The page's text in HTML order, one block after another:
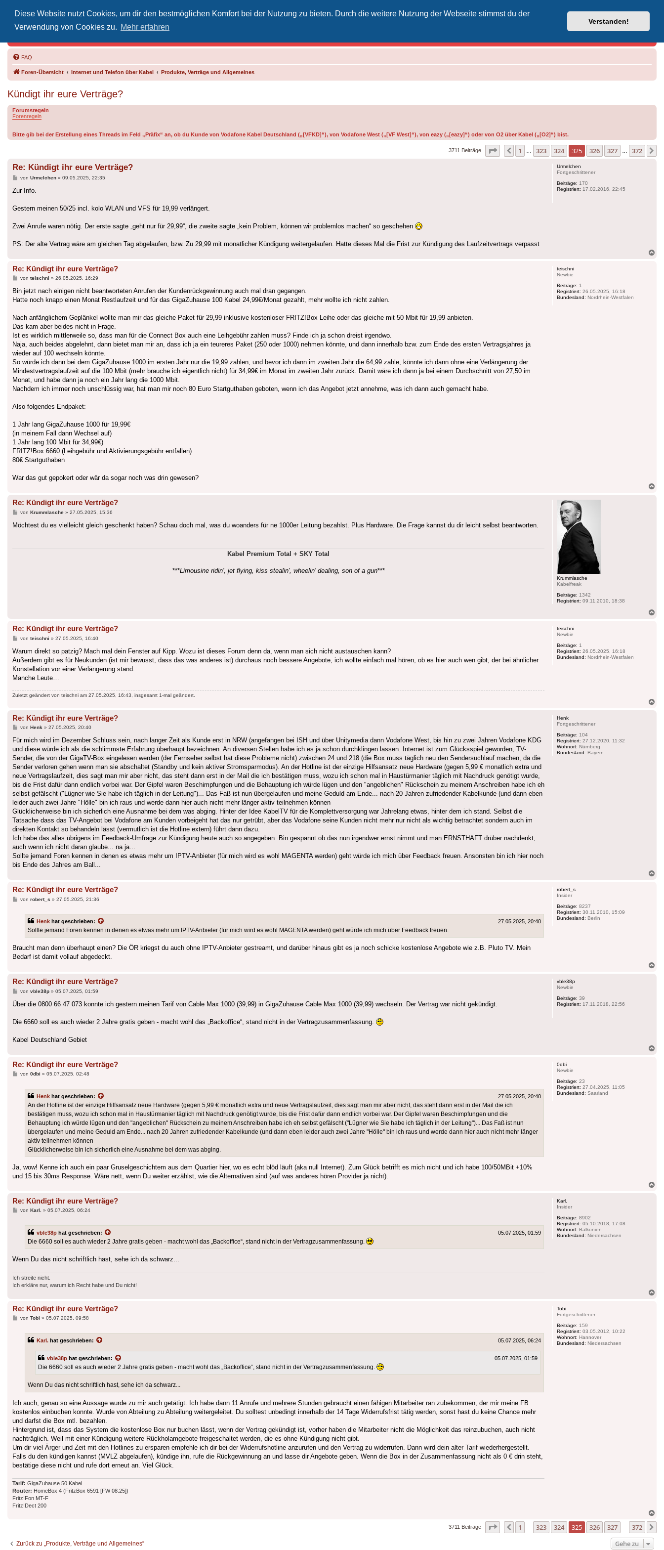
Diese Website nutzt Cookies, um dir den bestmöglichen Komfort bei der Nutzung zu bieten. Durch die weitere Nutzung der Webseite stimmst du der
Verwendung von Cookies zu. Mehr erfahren
Verstanden!
Vodafone-Kabel-Helpdesk
FAQ
Foren-Übersicht Internet und Telefon über Kabel Produkte, Verträge und Allgemeines
Kündigt ihr eure Verträge?
Forumsregeln
Forenregeln
Bitte gib bei der Erstellung eines Threads im Feld „Präfix“ an, ob du Kunde von Vodafone Kabel Deutschland („[VFKD]“), von Vodafone West („[VF West]“), von eazy („[eazy]“) oder von O2 über Kabel („[O2]“) bist.
3711 Beiträge Seite 325 von372
Vorherige
1 323 324 325 326 327 372
Urmelchen
Fortgeschrittener
Beiträge: 170
Registriert: 17.02.2016, 22:45
Re: Kündigt ihr eure Verträge?
Beitrag
von Urmelchen» 09.05.2025, 22:35
Zur Info.
Gestern meinen 50/25 incl. kolo WLAN und VFS für 19,99 verlängert.
Zwei Anrufe waren nötig. Der erste sagte „geht nur für 29,99“, die zweite sagte „kein Problem, können wir problemlos machen“ so geschehen
PS: Der alte Vertrag wäre am gleichen Tag abgelaufen, bzw. Zu 29,99 mit monatlicher Kündigung weitergelaufen. Hatte dieses Mal die Frist zur Kündigung des Laufzeitvertrags verpasst
teischni
Newbie
Beiträge: 1
Registriert: 26.05.2025, 16:18
Bundesland: Nordrhein-Westfalen
Re: Kündigt ihr eure Verträge?
Beitrag
von teischni » 26.05.2025, 16:29
Bin jetzt nach einigen nicht beantworteten Anrufen der Kundenrückgewinnung auch mal dran gegangen.
Hatte noch knapp einen Monat Restlaufzeit und für das GigaZuhause 100 Kabel 24,99€/Monat gezahlt, mehr wollte ich nicht zahlen.
Nach anfänglichem Geplänkel wollte man mir das gleiche Paket für 29,99 inklusive kostenloser FRITZ!Box Leihe oder das gleiche mit 50 Mbit für 19,99 anbieten.
Das kam aber beides nicht in Frage.
Ist es wirklich mittlerweile so, dass man für die Connect Box auch eine Leihgebühr zahlen muss? Finde ich ja schon dreist irgendwo.
Naja, auch beides abgelehnt, dann bietet man mir an, dass ich ja ein teureres Paket (250 oder 1000) nehmen könnte, und dann innerhalb bzw. zum Ende des ersten Vertragsjahres ja
wieder auf 100 wechseln könnte.
So würde ich dann bei dem GigaZuhause 1000 im ersten Jahr nur die 19,99 zahlen, und bevor ich dann im zweiten Jahr die 64,99 zahle, könnte ich dann ohne eine Verlängerung der
Mindestvertragslaufzeit auf die 100 Mbit (mehr brauche ich eigentlich nicht) für 34,99€ im Monat im zweiten Jahr zurück. Damit wäre ich dann ja bei einem Durchschnitt von 27,50 im
Monat, und habe dann ja noch ein Jahr lang die 1000 Mbit.
Nachdem ich immer noch unschlüssig war, hat man mir noch 80 Euro Startguthaben geboten, wenn ich das Angebot jetzt annehme, was ich dann auch gemacht habe.
Also folgendes Endpaket:
1 Jahr lang GigaZuhause 1000 für 19,99€
(in meinem Fall dann Wechsel auf)
1 Jahr lang 100 Mbit für 34,99€)
FRITZ!Box 6660 (Leihgebühr und Aktivierungsgebühr entfallen)
80€ Startguthaben
War das gut gepokert oder wär da sogar noch was drin gewesen?
Krummlasche
Kabelfreak
Beiträge: 1342
Registriert: 09.11.2010, 18:38
Re: Kündigt ihr eure Verträge?
Beitrag
von Krummlasche» 27.05.2025, 15:36
Möchtest du es vielleicht gleich geschenkt haben? Schau doch mal, was du woanders für ne 1000er Leitung bezahlst. Plus Hardware. Die Frage kannst du dir leicht selbst beantworten.
Kabel Premium Total + SKY Total
***Limousine ridin', jet flying, kiss stealin', wheelin' dealing, son of a gun***
teischni
Newbie
Beiträge: 1
Registriert: 26.05.2025, 16:18
Bundesland: Nordrhein-Westfalen
Re: Kündigt ihr eure Verträge?
Beitrag
von teischni » 27.05.2025, 16:40
Warum direkt so patzig? Mach mal dein Fenster auf Kipp. Wozu ist dieses Forum denn da, wenn man sich nicht austauschen kann?
Außerdem gibt es für Neukunden (ist mir bewusst, dass das was anderes ist) durchaus noch bessere Angebote, ich wollte einfach mal hören, ob es hier auch wen gibt, der bei ähnlicher
Konstellation vor einer Verlängerung stand.
Manche Leute…
Zuletzt geändert von teischni am 27.05.2025, 16:43, insgesamt 1-mal geändert.
Henk
Fortgeschrittener
Beiträge: 104
Registriert: 27.12.2020, 11:32
Wohnort: Nürnberg
Bundesland: Bayern
Re: Kündigt ihr eure Verträge?
Beitrag
von Henk » 27.05.2025, 20:40
Für mich wird im Dezember Schluss sein, nach langer Zeit als Kunde erst in NRW (angefangen bei ISH und über Unitymedia dann Vodafone West, bis hin zu zwei Jahren Vodafone KDG
und diese würde ich als die schlimmste Erfahrung überhaupt bezeichnen. An diversen Stellen habe ich es ja schon durchklingen lassen. Internet ist zum Glücksspiel geworden, TV-
Sender, die von der GigaTV-Box eingelesen werden (der Fernseher selbst hat diese Probleme nicht) zwischen 24 und 218 (die Box muss täglich neu den Sendersuchlauf machen, da die
Sender verloren gehen wenn man sie abschaltet (Standby und kein aktiver Stromsparmodus). An der Hotline ist der einzige Hilfsansatz neue Hardware (gegen 5,99 € monatlich extra und
neue Vertragslaufzeit, dies sagt man mir aber nicht, das steht dann erst in der Mail die ich bestätigen muss, wozu ich schon mal in Haustürmanier täglich mit Nachdruck genötigt wurde,
bis die Frist dafür dann endlich vorbei war. Der Gipfel waren Beschimpfungen und die Behauptung ich würde lügen und den "angeblichen" Rückschein zu meinem Anschreiben habe ich eh
selbst gefälscht ("Lügner wie Sie habe ich täglich in der Leitung")... Das Faß ist nun übergelaufen und meine Geduld am Ende... nach 20 Jahren zufriedender Kabelkunde (und dann eben
leider auch zwei Jahre "Hölle" bin ich raus und werde dann hier auch nicht mehr länger aktiv teilnehmen können
Glücklicherweise bin ich sicherlich eine Ausnahme bei dem was abging. Hinter der Idee KabelTV für die Komplettversorgung war Jahrelang etwas, hinter dem ich stand. Selbst die
Tatsache dass das TV-Angebot bei Vodafone am Kunden vorbeigeht hat das nur getrübt, aber das Vodafone seine Kunden nicht mehr nur nicht als wichtig betrachtet sondern auch im
direkten Kontakt so behandeln lässt (vermutlich ist die Hotline extern) führt dann dazu.
Ich habe das alles übrigens im Feedback-Umfrage zur Kündigung heute auch so angegeben. Bin gespannt ob das nun irgendwer ernst nimmt und man ERNSTHAFT drüber nachdenkt,
auch wenn ich nicht daran glaube... na ja...
Sollte jemand Foren kennen in denen es etwas mehr um IPTV-Anbieter (für mich wird es wohl MAGENTA werden) geht würde ich mich über Feedback freuen. Ansonsten bin ich hier noch
bis Ende des Jahres am Ball...
robert_s
Insider
Beiträge: 8237
Registriert: 30.11.2010, 15:09
Bundesland: Berlin
Re: Kündigt ihr eure Verträge?
Beitrag
von robert_s » 27.05.2025, 21:36
Henk hat geschrieben: 27.05.2025, 20:40
Sollte jemand Foren kennen in denen es etwas mehr um IPTV-Anbieter (für mich wird es wohl MAGENTA werden) geht würde ich mich über Feedback freuen.
Braucht man denn überhaupt einen? Die ÖR kriegst du auch ohne IPTV-Anbieter gestreamt, und darüber hinaus gibt es ja noch schicke kostenlose Angebote wie z.B. Pluto TV. Mein
Bedarf ist damit vollauf abgedeckt.
vble38p
Newbie
Beiträge: 39
Registriert: 17.11.2018, 22:56
Re: Kündigt ihr eure Verträge?
Beitrag
von vble38p» 05.07.2025, 01:59
Über die 0800 66 47 073 konnte ich gestern meinen Tarif von Cable Max 1000 (39,99) in GigaZuhause Cable Max 1000 (39,99) wechseln. Der Vertrag war nicht gekündigt.
Die 6660 soll es auch wieder 2 Jahre gratis geben - macht wohl das „Backoffice“, stand nicht in der Vertragzusammenfassung.
Kabel Deutschland Gebiet
0dbi
Newbie
Beiträge: 23
Registriert: 27.04.2025, 11:05
Bundesland: Saarland
Re: Kündigt ihr eure Verträge?
Beitrag
von 0dbi » 05.07.2025, 02:48
Henk hat geschrieben: 27.05.2025, 20:40
An der Hotline ist der einzige Hilfsansatz neue Hardware (gegen 5,99 € monatlich extra und neue Vertragslaufzeit, dies sagt man mir aber nicht, das steht dann erst in der Mail die ich
bestätigen muss, wozu ich schon mal in Haustürmanier täglich mit Nachdruck genötigt wurde, bis die Frist dafür dann endlich vorbei war. Der Gipfel waren Beschimpfungen und die
Behauptung ich würde lügen und den "angeblichen" Rückschein zu meinem Anschreiben habe ich eh selbst gefälscht ("Lügner wie Sie habe ich täglich in der Leitung")... Das Faß ist nun
übergelaufen und meine Geduld am Ende... nach 20 Jahren zufriedender Kabelkunde (und dann eben leider auch zwei Jahre "Hölle" bin ich raus und werde dann hier auch nicht mehr länger
aktiv teilnehmen können
Glücklicherweise bin ich sicherlich eine Ausnahme bei dem was abging.
Ja, wow! Kenne ich auch ein paar Gruselgeschichtem aus dem Quartier hier, wo es echt blöd läuft (aka null Internet). Zum Glück betrifft es mich nicht und ich habe 100/50MBit +10%
und 15 bis 30ms Response. Wäre nett, wenn Du weiter erzählst, wie die Alternativen sind (auf was anderes hören Provider ja nicht).
Karl.
Insider
Beiträge: 8902
Registriert: 05.10.2018, 17:08
Wohnort: Balkonien
Bundesland: Niedersachsen
Re: Kündigt ihr eure Verträge?
Beitrag
von Karl. » 05.07.2025, 06:24
vble38p hat geschrieben: 05.07.2025, 01:59
Die 6660 soll es auch wieder 2 Jahre gratis geben - macht wohl das „Backoffice“, stand nicht in der Vertragzusammenfassung.
Wenn Du das nicht schriftlich hast, sehe ich da schwarz...
Ich streite nicht.
Ich erkläre nur, warum ich Recht habe und Du nicht!
Tobi
Fortgeschrittener
Beiträge: 159
Registriert: 03.05.2012, 10:22
Wohnort: Hannover
Bundesland: Niedersachsen
Re: Kündigt ihr eure Verträge?
Beitrag
von Tobi » 05.07.2025, 09:58
Karl. hat geschrieben: 05.07.2025, 06:24
vble38p hat geschrieben: 05.07.2025, 01:59
Die 6660 soll es auch wieder 2 Jahre gratis geben - macht wohl das „Backoffice“, stand nicht in der Vertragzusammenfassung.
Wenn Du das nicht schriftlich hast, sehe ich da schwarz...
Ich auch, genau so eine Aussage wurde zu mir auch getätigt. Ich habe dann 11 Anrufe und mehrere Stunden gebraucht einen fähigen Mitarbeiter ran zubekommen, der mir meine FB
kostenlos einbuchen konnte. Wurde von Abteilung zu Abteilung weitergeleitet. Du solltest unbedingt innerhalb der 14 Tage Widerrufsfrist tätig werden, sonst hast du keine Chance mehr
und darfst die Box mtl. bezahlen.
Hintergrund ist, dass das System die kostenlose Box nur buchen lässt, wenn der Vertrag gekündigt ist, vorher haben die Mitarbeiter nicht die Möglichkeit das reinzubuchen, auch nicht
nachträglich. Weil mit einer Kündigung weitere Rückholamgebote freigeschaltet werden, die es ohne Kündigung nicht gibt.
Um dir viel Ärger und Zeit mit den Hotlines zu ersparen empfehle ich dir bei der Widerrufshotline anzurufen und den Vertrag zu widerrufen. Dann wird dein alter Tarif wiederhergestellt.
Falls du den kündigen kannst (MVLZ abgelaufen), kündige ihn, rufe die Rückgewinnung an und lasse dir Angebote geben. Wenn die Box in der Zusammenfassung nicht als 0 € drin steht,
bestätige diese nicht und rufe dort erneut an. Viel Glück.
Tarif: GigaZuhause 50 Kabel
Router: HomeBox 4 (FritzBox 6591 [FW 08.25])
Fritz!Fon MT-F
Fritz!Dect 200
3711 Beiträge Seite 325 von372
Vorherige
1 … 323 324 325 326 327 … 372
Zurück zu „Produkte, Verträge und Allgemeines“ Gehe zu